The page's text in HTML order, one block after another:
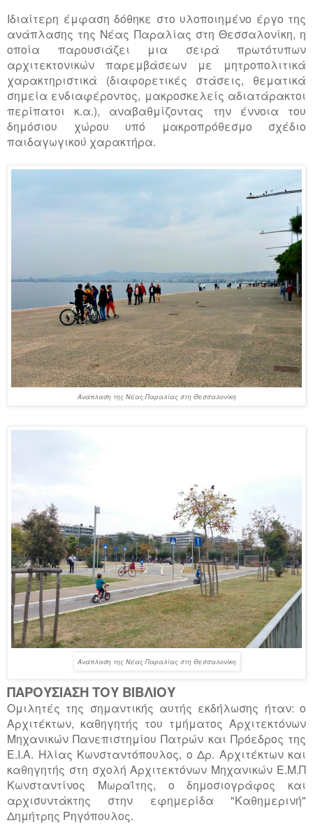
Ιδιαίτερη έμφαση δόθηκε στο υλοποιημένο έργο της
ανάπλασης της Νέας Παραλίας στη Θεσσαλονίκη, η
οποία παρουσιάζει μια σειρά πρωτότυπων
αρχιτεκτονικών παρεμβάσεων με μητροπολιτικά
χαρακτηριστικά (διαφορετικές στάσεις, θεματικά
σημεία ενδιαφέροντος, μακροσκελείς αδιατάρακτοι
περίπατοι κ.α.), αναβαθμίζοντας την έννοια του
δημόσιου χώρου υπό μακροπρόθεσμο σχέδιο
παιδαγωγικού χαρακτήρα.
Ανάπλαση της Νέας Παραλίας στη Θεσσαλονίκη
Ανάπλαση της Νέας Παραλίας στη Θεσσαλονίκη
ΠΑΡΟΥΣΙΑΣΗ ΤΟΥ ΒΙΒΛΙΟΥ
Ομιλητές της σημαντικής αυτής εκδήλωσης ήταν: ο
Αρχιτέκτων, καθηγητής του τμήματος Αρχιτεκτόνων
Μηχανικών Πανεπιστημίου Πατρών και Πρόεδρος της
Ε.Ι.Α. Ηλίας Κωνσταντόπουλος, ο Δρ. Αρχιτέκτων και
καθηγητής στη σχολή Αρχιτεκτόνων Μηχανικών Ε.Μ.Π
Κωνσταντίνος Μωραΐτης, ο δημοσιογράφος και
αρχισυντάκτης στην εφημερίδα "Καθημερινή"
Δημήτρης Ρηγόπουλος.